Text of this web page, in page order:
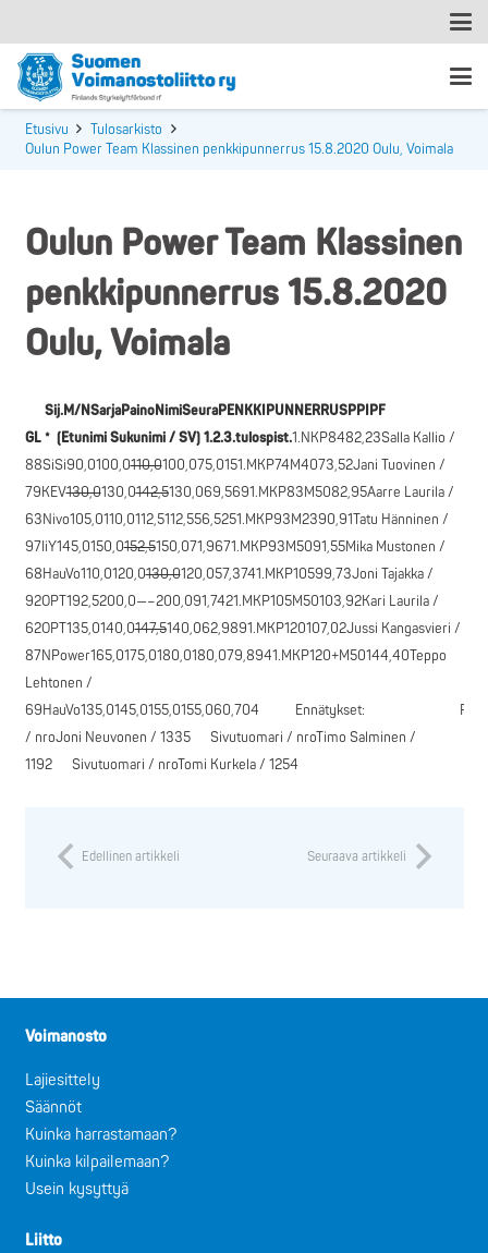
Etusivu
Tulosarkisto
Oulun Power Team Klassinen penkkipunnerrus 15.8.2020 Oulu, Voimala
Oulun Power Team Klassinen
penkkipunnerrus 15.8.2020
Oulu, Voimala
Sij.M/NSarjaPainoNimiSeuraPENKKIPUNNERRUSPPIPF
GL * (Etunimi Sukunimi / SV) 1.2.3.tulospist.1.NKP8482,23Salla Kallio /
88SiSi90,0100,0110,0100,075,0151.MKP74M4073,52Jani Tuovinen /
79KEV130,0130,0142,5130,069,5691.MKP83M5082,95Aarre Laurila /
63Nivo105,0110,0112,5112,556,5251.MKP93M2390,91Tatu Hänninen /
97IiY145,0150,0152,5150,071,9671.MKP93M5091,55Mika Mustonen /
68HauVo110,0120,0130,0120,057,3741.MKP10599,73Joni Tajakka /
92OPT192,5200,0—–200,091,7421.MKP105M50103,92Kari Laurila /
62OPT135,0140,0147,5140,062,9891.MKP120107,02Jussi Kangasvieri /
87NPower165,0175,0180,0180,079,8941.MKP120+M50144,40Teppo
Lehtonen /
69HauVo135,0145,0155,0155,060,704 Ennätykset:
/ nroJoni Neuvonen / 1335 Sivutuomari / nroTimo Salminen /
1192 Sivutuomari / nroTomi Kurkela / 1254
Edellinen artikkeli Seuraava artikkeli
Voimanosto
Lajiesittely
Säännöt
Kuinka harrastamaan?
Kuinka kilpailemaan?
Usein kysyttyä
Liitto